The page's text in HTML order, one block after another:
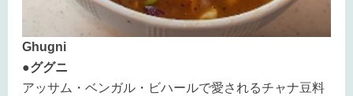
Ghugni
●ググニ
アッサム・ベンガル・ビハールで愛されるチャナ豆料